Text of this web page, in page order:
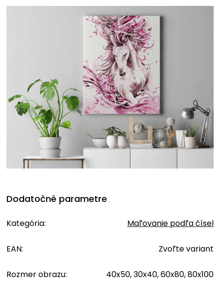
Dodatočné parametre
Kategória: Maľovanie podľa čísel
EAN: Zvoľte variant
Rozmer obrazu: 40x50, 30x40, 60x80, 80x100